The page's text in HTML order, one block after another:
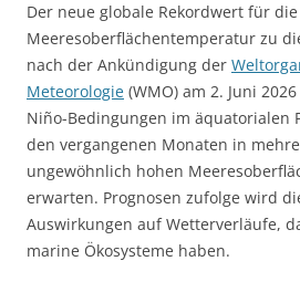
Der neue globale Rekordwert für die
Meeresoberflächentemperatur zu
nach der Ankündigung der
Meteorologie (WMO) am 2. Juni
Niño-Bedingungen im äquatorialen
den vergangenen Monaten in
ungewöhnlich hohen
erwarten. Prognosen zufolge wird
Auswirkungen auf Wetterverläufe,
marine Ökosysteme haben.